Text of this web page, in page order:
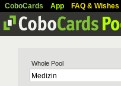
CoboCards App FAQ & Wishes
Whole Pool